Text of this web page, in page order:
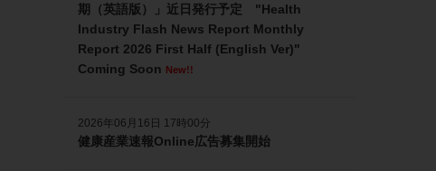
期（英語版）」近日発行予定 "Health
Industry Flash News Report Monthly
Report 2026 First Half (English Ver)"
Coming Soon New!!
2026年06月16日 17時00分
健康産業速報Online広告募集開始